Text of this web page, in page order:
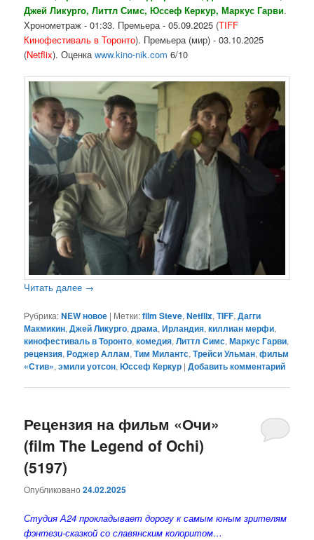
Джей Ликурго, Литтл Симс, Юссеф Керкур, Маркус Гарви.
Хронометраж - 01:33. Премьера - 05.09.2025 (TIFF
Кинофестиваль в Торонто). Премьера (мир) - 03.10.2025
(Netflix). Оценкаwww.kino-nik.com 6/10
Читать далее →
Рубрика:NEW новое | Метки:film Steve,Netflix,TIFF,Дагги
Макмикин,Джей Ликурго,драма,Ирландия,киллиан мерфи,
кинофестиваль в Торонто,комедия,Литтл Симс,Маркус Гарви,
рецензия,Роджер Аллам,Тим Милантс,Трейси Ульман,фильм
«Стив»,эмили уотсон,Юссеф Керкур |Добавить комментарий
Рецензия на фильм «Очи»
(film The Legend of Ochi)
(5197)
Опубликовано24.02.2025
Студия А24 прокладывает дорогу к самым юным зрителям
фэнтези-сказкой со славянским колоритом…